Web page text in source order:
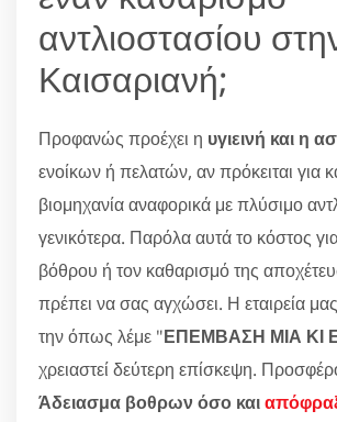
αντλιοστασίου
Καισαριανή;
Προφανώς προέχει η υγιεινή και η
ενοίκων ή πελατών, αν πρόκειται για
βιομηχανία αναφορικά με πλύσιμο
γενικότερα. Παρόλα αυτά το κόστος
βόθρου ή τον καθαρισμό της
πρέπει να σας αγχώσει. Η εταιρεία
την όπως λέμε "ΕΠΕΜΒΑΣΗ ΜΙΑ ΚΙ
χρειαστεί δεύτερη επίσκεψη.
Άδειασμα βοθρων όσο και